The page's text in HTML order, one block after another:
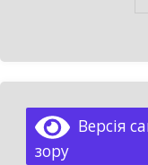
Версія
зору